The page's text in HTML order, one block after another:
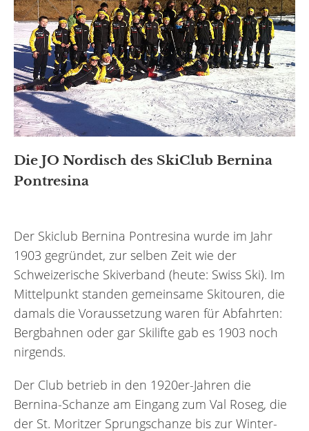
Die JO Nordisch des SkiClub Bernina
Pontresina
Der Skiclub Bernina Pontresina wurde im Jahr
1903 gegründet, zur selben Zeit wie der
Schweizerische Skiverband (heute: Swiss Ski). Im
Mittelpunkt standen gemeinsame Skitouren, die
damals die Voraussetzung waren für Abfahrten:
Bergbahnen oder gar Skilifte gab es 1903 noch
nirgends.
Der Club betrieb in den 1920er-Jahren die
Bernina-Schanze am Eingang zum Val Roseg, die
der St. Moritzer Sprungschanze bis zur Winter-